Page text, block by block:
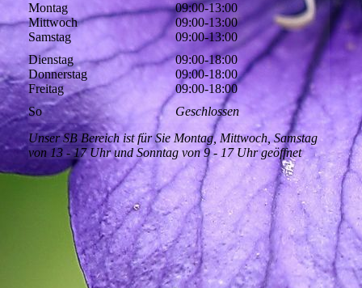
Montag
Mittwoch
Samstag
09:00-13:00
09:00-13:00
09:00-13:00
Dienstag
Donnerstag
Freitag
09:00-18:00
09:00-18:00
09:00-18:00
So
Geschlossen
Unser SB Bereich ist für Sie Montag, Mittwoch, Samstag
von 13 - 17 Uhr und Sonntag von 9 - 17 Uhr geöffnet